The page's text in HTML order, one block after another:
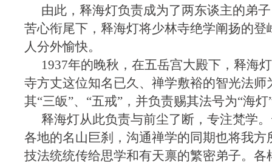
由此，释海灯负责成为了两东谈主的弟
苦心衔尾下，释海灯将少林寺绝学阐扬的登
人分外愉快。
1937年的晚秋，在五岳宫大殿下，释海
寺方丈这位知名已久、禅学敷裕的智光法师
其“三皈”、“五戒”，并负责赐其法号为“海灯
释海灯从此负责与前尘了断，专注梵学
各地的名山巨刹，沟通禅学的同期也将我方
技法统统传给思学和有天禀的繁密弟子。各